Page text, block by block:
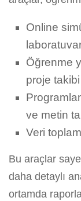
Online
Öğrenme
proje takibi
ve metin
Veri
Bu araçlar
daha detaylı
ortamda